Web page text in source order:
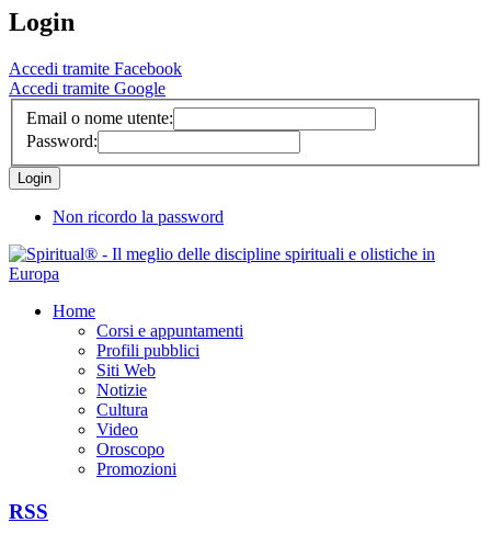
Login
Accedi tramite Facebook
Accedi tramite Google
Email o nome utente:
Password:
Non ricordo la password
Home
Corsi e appuntamenti
Profili pubblici
Siti Web
Notizie
Cultura
Video
Oroscopo
Promozioni
RSS